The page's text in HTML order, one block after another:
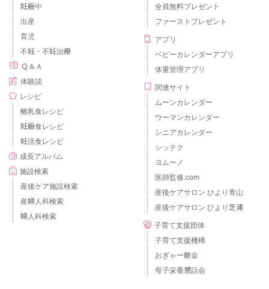
妊娠中
出産
育児
不妊・不妊治療
Ｑ＆Ａ
体験談
レシピ
離乳食レシピ
妊娠食レシピ
妊活食レシピ
成長アルバム
施設検索
産後ケア施設検索
産婦人科検索
婦人科検索
全員無料プレゼント
ファーストプレゼント
アプリ
ベビーカレンダーアプリ
体重管理アプリ
関連サイト
ムーンカレンダー
ウーマンカレンダー
シニアカレンダー
シッテク
ヨムーノ
医師監修.com
産後ケアサロン ひより青山
産後ケアサロン ひより芝浦
子育て支援団体
子育て支援機構
おぎゃー献金
母子栄養懇話会